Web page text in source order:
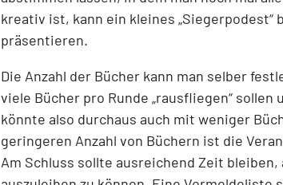
kreativ ist, kann ein kleines
präsentieren.
Die Anzahl der Bücher kann man selber
viele Bücher pro Runde „rausfliegen“
könnte also durchaus auch mit weniger
geringeren Anzahl von Büchern ist die
Am Schluss sollte ausreichend Zeit